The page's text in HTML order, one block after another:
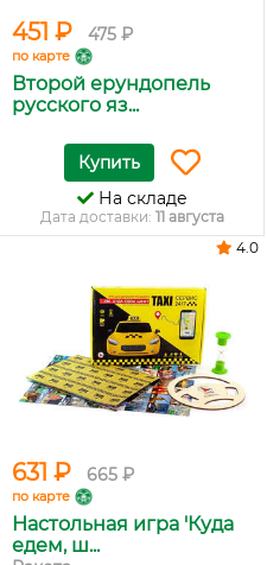
451 ₽ 475 ₽
по карте
Второй ерундопель
русского яз...
Купить
На складе
Дата доставки: 11 августа
631 ₽ 665 ₽
по карте
Настольная игра 'Куда
едем, ш...
4.0